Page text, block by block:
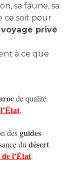
sa faune, sa
ce soit pour
voyage privé
à ce que
de qualité
,
desguides
du désert
l’État.